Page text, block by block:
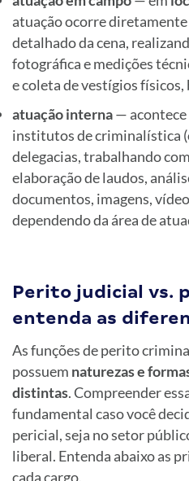
atuação ocorre
detalhado da cena,
fotográfica e medições
e coleta de vestígios
atuação interna—
institutos de criminalística
delegacias, trabalhando
elaboração de laudos,
documentos, imagens,
dependendo da área de
Perito judicial vs.
entenda as
As funções de perito
possuem naturezas e
distintas. Compreender
fundamental caso você
pericial, seja no setor
liberal. Entenda abaixo as
cada cargo.